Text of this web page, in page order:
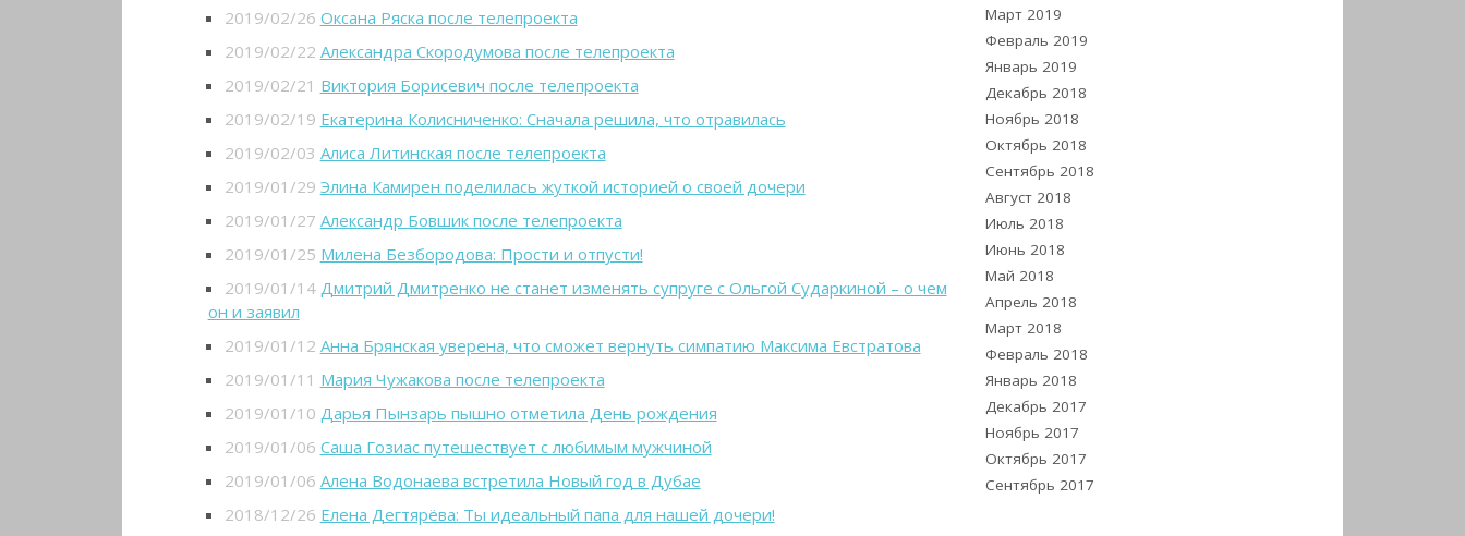
2019/02/26 Оксана Ряска после телепроекта
2019/02/22 Александра Скородумова после телепроекта
2019/02/21 Виктория Борисевич после телепроекта
2019/02/19 Екатерина Колисниченко: Сначала решила, что отравилась
2019/02/03 Алиса Литинская после телепроекта
2019/01/29 Элина Камирен поделилась жуткой историей о своей дочери
2019/01/27 Александр Бовшик после телепроекта
2019/01/25 Милена Безбородова: Прости и отпусти!
2019/01/14 Дмитрий Дмитренко не станет изменять супруге с Ольгой Сударкиной – о чем
он и заявил
2019/01/12 Анна Брянская уверена, что сможет вернуть симпатию Максима Евстратова
2019/01/11 Мария Чужакова после телепроекта
2019/01/10 Дарья Пынзарь пышно отметила День рождения
2019/01/06 Саша Гозиас путешествует с любимым мужчиной
2019/01/06 Алена Водонаева встретила Новый год в Дубае
2018/12/26 Елена Дегтярёва: Ты идеальный папа для нашей дочери!
Март 2019
Февраль 2019
Январь 2019
Декабрь 2018
Ноябрь 2018
Октябрь 2018
Сентябрь 2018
Август 2018
Июль 2018
Июнь 2018
Май 2018
Апрель 2018
Март 2018
Февраль 2018
Январь 2018
Декабрь 2017
Ноябрь 2017
Октябрь 2017
Сентябрь 2017